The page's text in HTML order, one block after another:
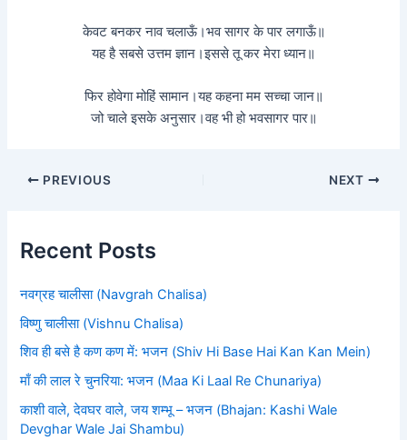
केवट बनकर नाव चलाऊँ।भव सागर के पार लगाऊँ॥
यह है सबसे उत्तम ज्ञान।इससे तू कर मेरा ध्यान॥
फिर होवेगा मोहिं सामान।यह कहना मम सच्चा जान॥
जो चाले इसके अनुसार।वह भी हो भवसागर पार॥
PREVIOUS NEXT
Recent Posts
नवग्रह चालीसा (Navgrah Chalisa)
विष्णु चालीसा (Vishnu Chalisa)
शिव ही बसे है कण कण में: भजन (Shiv Hi Base Hai Kan Kan Mein)
माँ की लाल रे चुनरिया: भजन (Maa Ki Laal Re Chunariya)
काशी वाले, देवघर वाले, जय शम्भू – भजन (Bhajan: Kashi Wale
Devghar Wale Jai Shambu)